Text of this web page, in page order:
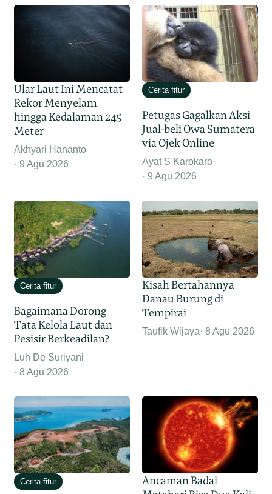
Ular Laut Ini Mencatat
Rekor Menyelam
hingga Kedalaman 245
Meter
Akhyari Hananto
9 Agu 2026
Cerita fitur
Petugas Gagalkan Aksi
Jual-beli Owa Sumatera
via Ojek Online
Ayat S Karokaro
9 Agu 2026
Cerita fitur
Bagaimana Dorong
Tata Kelola Laut dan
Pesisir Berkeadilan?
Luh De Suriyani
8 Agu 2026
Kisah Bertahannya
Danau Burung di
Tempirai
Taufik Wijaya 8 Agu 2026
Cerita fitur
Ancaman Badai